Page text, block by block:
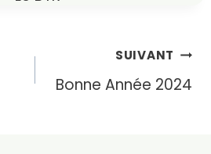
SUIVANT
Bonne Année 2024